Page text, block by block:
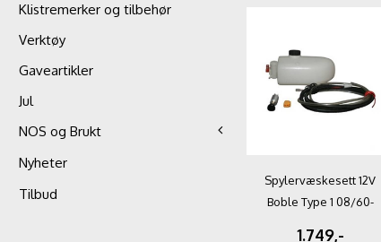
Klistremerker og tilbehør
Verktøy
Gaveartikler
Jul
NOS og Brukt
Nyheter
Tilbud
Spylervæskesett 12V
Boble Type 1 08/60-
1.749,-